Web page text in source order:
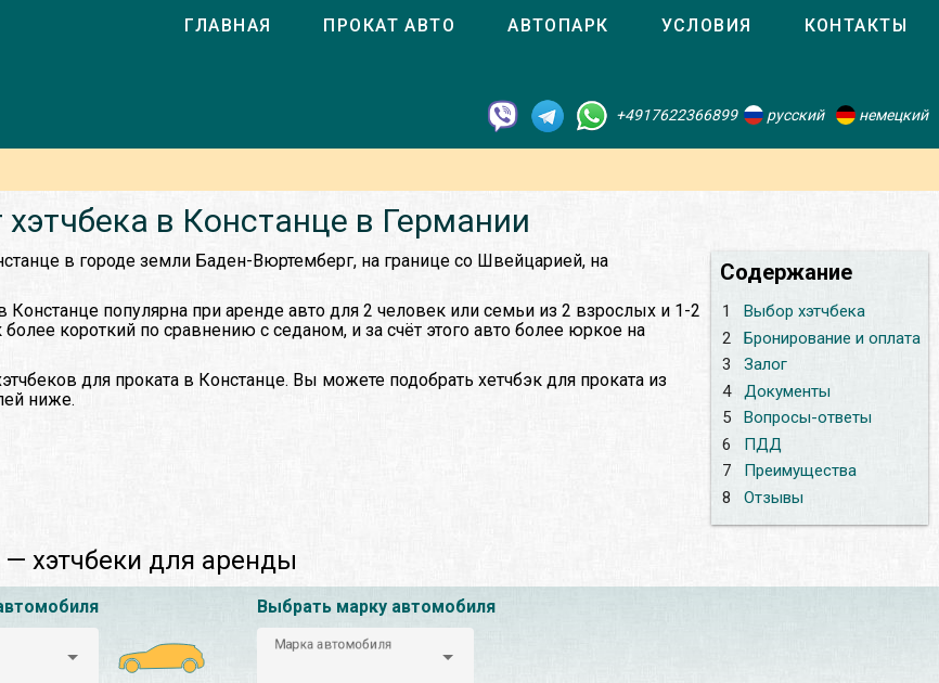
ГЛАВНАЯ ПРОКАТ АВТО АВТОПАРК УСЛОВИЯ КОНТАКТЫ
+4917622366899 русский немецкий
хэтчбека в Констанце в Германии
Содержание
1
Выбор хэтчбека
2
Бронирование и оплата
3
Залог
4
Документы
5
Вопросы-ответы
6
ПДД
7
Преимущества
8
Отзывы
в городе земли Баден-Вюртемберг, на границе со Швейцарией, на
Констанце популярна при аренде авто для 2 человек или семьи из 2 взрослых и 1-2
более короткий по сравнению с седаном, и за счёт этого авто более юркое на
для проката в Констанце. Вы можете подобрать хетчбэк для проката из
ниже.
— хэтчбеки для аренды
Выбрать марку автомобиля
Марка автомобиля